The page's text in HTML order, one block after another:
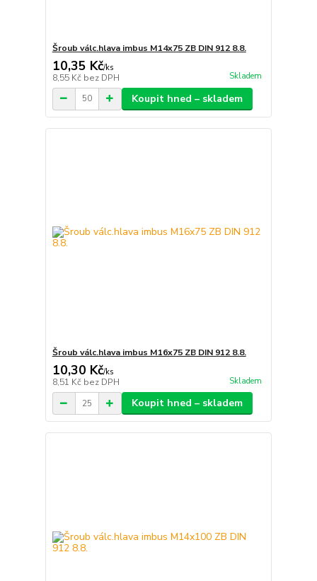
Šroub válc.hlava imbus M14x75 ZB DIN 912 8.8.
10,35 Kč/ks
8,55 Kč bez DPH Skladem
Koupit hned – skladem
Šroub válc.hlava imbus M16x75 ZB DIN 912 8.8.
10,30 Kč/ks
8,51 Kč bez DPH Skladem
Koupit hned – skladem